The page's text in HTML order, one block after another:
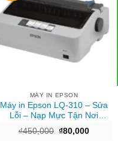
MÁY IN EPSON
Máy in Epson LQ-310 – Sửa
Lỗi – Nạp Mực Tận Nơi
₫450,000 Giá
₫80,000Giá